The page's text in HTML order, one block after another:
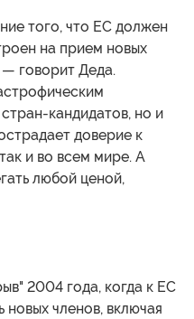
того, что ЕС должен
на прием новых
— говорит Деда.
кандидатов, но и
доверие к
и во всем мире. А
любой ценой,
2004 года, когда к ЕС
новых членов, включая